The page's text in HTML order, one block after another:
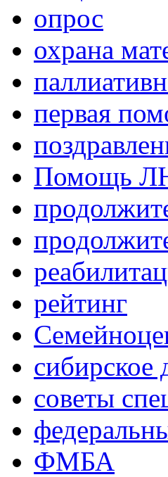
опрос
охрана
первая
Помощь
рейтинг
сибирское
советы
ФМБА